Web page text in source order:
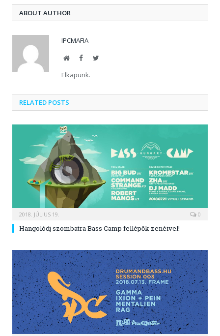
ABOUT AUTHOR
IPCMAFIA
WebsiteFacebookTwitter
Elkapunk.
RELATED POSTS
2018. JÚLIUS 19. 0
Hangolódj szombatra Bass Camp fellépők zenéivel!